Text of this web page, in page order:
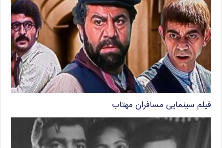
فیلم سینمایی مسافران مهتاب